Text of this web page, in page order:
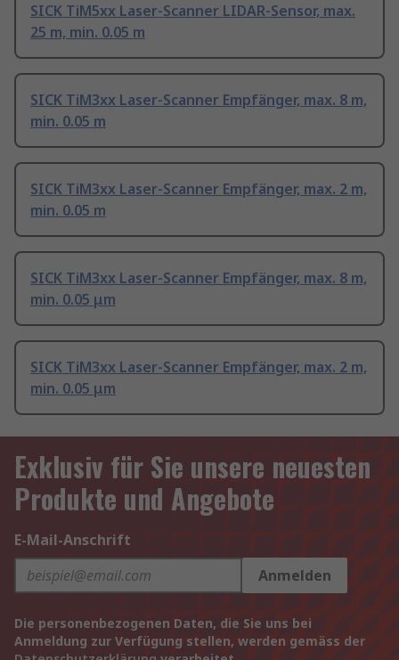
SICK TiM5xx Laser-Scanner LIDAR-Sensor, max.
25 m, min. 0.05 m
SICK TiM3xx Laser-Scanner Empfänger, max. 8 m,
min. 0.05 m
SICK TiM3xx Laser-Scanner Empfänger, max. 2 m,
min. 0.05 m
SICK TiM3xx Laser-Scanner Empfänger, max. 8 m,
min. 0.05 μm
SICK TiM3xx Laser-Scanner Empfänger, max. 2 m,
min. 0.05 μm
Exklusiv für Sie unsere neuesten
Produkte und Angebote
E-Mail-Anschrift
Anmelden
Die personenbezogenen Daten, die Sie uns bei
Anmeldung zur Verfügung stellen, werden gemäss der